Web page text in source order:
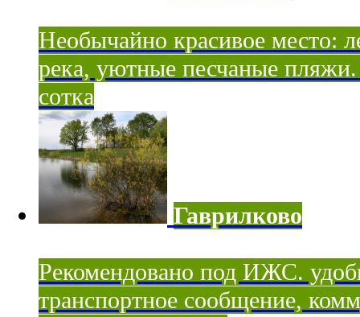
Необычайно красивое место:
река, уютные песчаные
сотка
Гаврилково
Рекомендовано под ИЖС.
транспортное сообщение,